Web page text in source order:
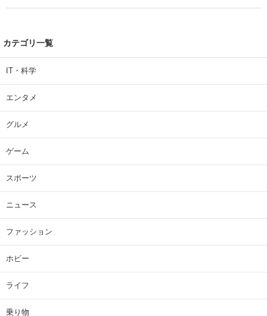
カテゴリ一覧
IT・科学
エンタメ
グルメ
ゲーム
スポーツ
ニュース
ファッション
ホビー
ライフ
乗り物